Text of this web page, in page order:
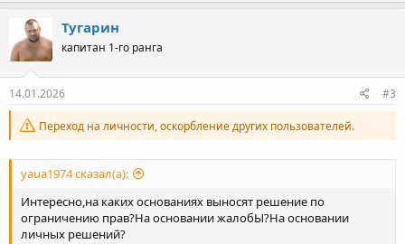
Тугарин
капитан 1-го ранга
14.01.2026 #3
Переход на личности, оскорбление других пользователей.
yaua1974 сказал(а):
Интересно,на каких основаниях выносят решение по
ограничению прав?На основании жалобЫ?На основании
личных решений?